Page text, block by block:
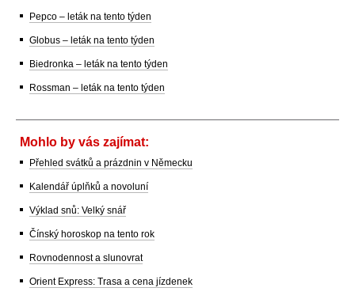
Pepco – leták na tento týden
Globus – leták na tento týden
Biedronka – leták na tento týden
Rossman – leták na tento týden
Mohlo by vás zajímat:
Přehled svátků a prázdnin v Německu
Kalendář úplňků a novoluní
Výklad snů: Velký snář
Čínský horoskop na tento rok
Rovnodennost a slunovrat
Orient Express: Trasa a cena jízdenek